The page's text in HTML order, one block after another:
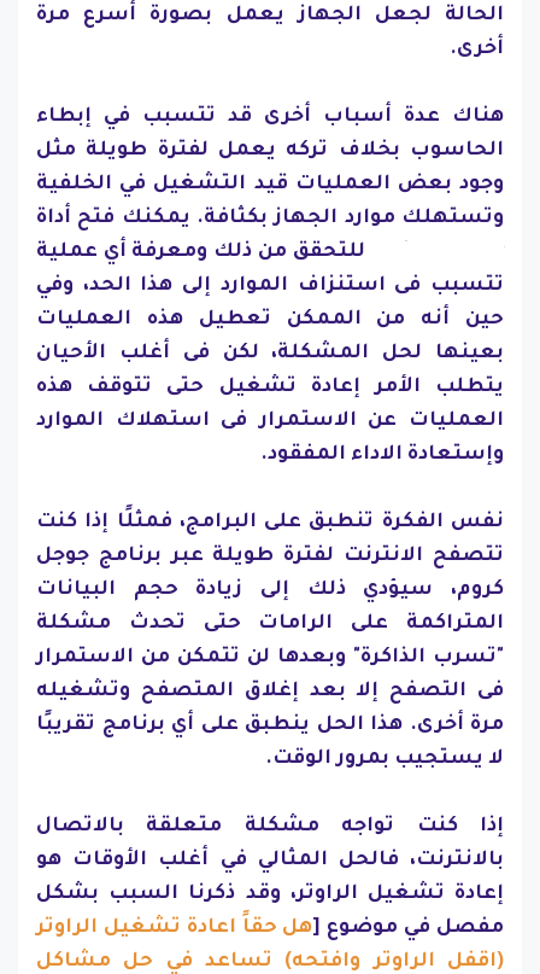
الحالة لجعل الجهاز يعمل بصورة أسرع مرة
أخرى.
هناك عدة أسباب أخرى قد تتسبب في إبطاء
الحاسوب بخلاف تركه يعمل لفترة طويلة مثل
وجود بعض العمليات قيد التشغيل في الخلفية
وتستهلك موارد الجهاز بكثافة. يمكنك فتح أداة
Task Manager للتحقق من ذلك ومعرفة أي عملية
تتسبب فى استنزاف الموارد إلى هذا الحد، وفي
حين أنه من الممكن تعطيل هذه العمليات
بعينها لحل المشكلة، لكن فى أغلب الأحيان
يتطلب الأمر إعادة تشغيل حتى تتوقف هذه
العمليات عن الاستمرار فى استهلاك الموارد
وإستعادة الاداء المفقود.
نفس الفكرة تنطبق على البرامج، فمثلًا إذا كنت
تتصفح الانترنت لفترة طويلة عبر برنامج جوجل
كروم، سيؤدي ذلك إلى زيادة حجم البيانات
المتراكمة على الرامات حتى تحدث مشكلة
"تسرب الذاكرة" وبعدها لن تتمكن من الاستمرار
فى التصفح إلا بعد إغلاق المتصفح وتشغيله
مرة أخرى. هذا الحل ينطبق على أي برنامج تقريبًا
لا يستجيب بمرور الوقت.
إذا كنت تواجه مشكلة متعلقة بالاتصال
بالانترنت، فالحل المثالي في أغلب الأوقات هو
إعادة تشغيل الراوتر، وقد ذكرنا السبب بشكل
مفصل في موضوع [ هل حقاً اعادة تشغيل الراوتر
(اقفل الراوتر وافتحه) تساعد في حل مشاكل